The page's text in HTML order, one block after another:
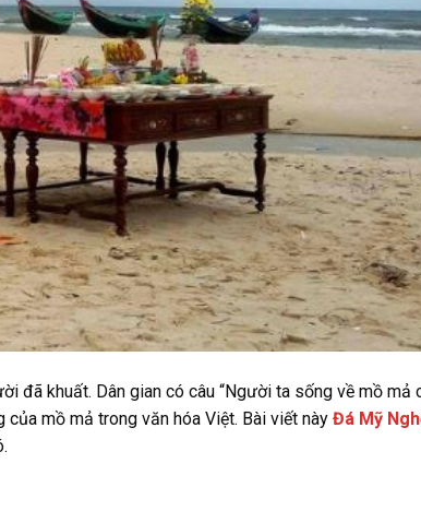
đã khuất. Dân gian có câu “Người ta sống về mồ mả
của mồ mả trong văn hóa Việt. Bài viết này Đá Mỹ